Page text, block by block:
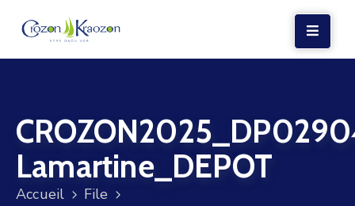
VIE
LOCALE
VIE
SOCIALE
Lamartine_DEPOT
Accueil
File